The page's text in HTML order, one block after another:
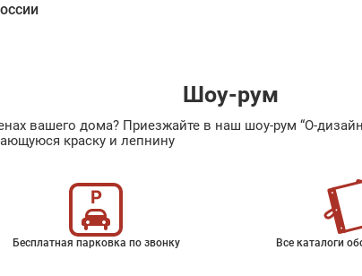
Шоу-рум
вашего дома? Приезжайте в наш шоу-рум “О-
краску и лепнину
Бесплатная парковка по звонку Все каталоги